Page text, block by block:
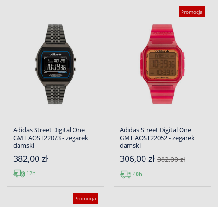
Adidas Street Digital One
GMT AOST22073 - zegarek
damski
382,00 zł
12h
Promocja
Adidas Street Digital One
GMT AOST22052 - zegarek
damski
306,00 zł 382,00 zł
48h
Promocja